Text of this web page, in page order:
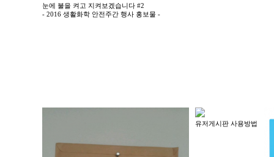
눈에 불을 켜고 지켜보겠습니다 #2
- 2016 생활화학 안전주간 행사 홍보물 -
유저게시판 사용방법